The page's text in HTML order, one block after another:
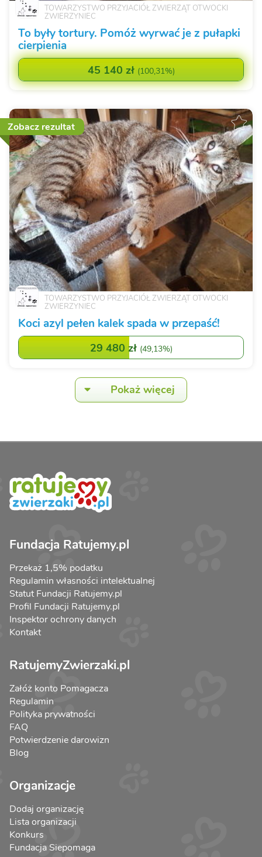
TOWARZYSTWO PRZYJACIÓŁ ZWIERZĄT OTWOCKI
ZWIERZYNIEC
To były tortury. Pomóż wyrwać je z pułapki
cierpienia
45 140 zł (100,31%)
Zobacz rezultat
TOWARZYSTWO PRZYJACIÓŁ ZWIERZĄT OTWOCKI
ZWIERZYNIEC
Koci azyl pełen kalek spada w przepaść!
29 480 zł (49,13%)
Pokaż więcej
Fundacja Ratujemy.pl
Przekaż 1,5% podatku
Regulamin własności intelektualnej
Statut Fundacji Ratujemy.pl
Profil Fundacji Ratujemy.pl
Inspektor ochrony danych
Kontakt
RatujemyZwierzaki.pl
Załóż konto Pomagacza
Regulamin
Polityka prywatności
FAQ
Potwierdzenie darowizn
Blog
Organizacje
Dodaj organizację
Lista organizacji
Konkurs
Fundacja Siepomaga